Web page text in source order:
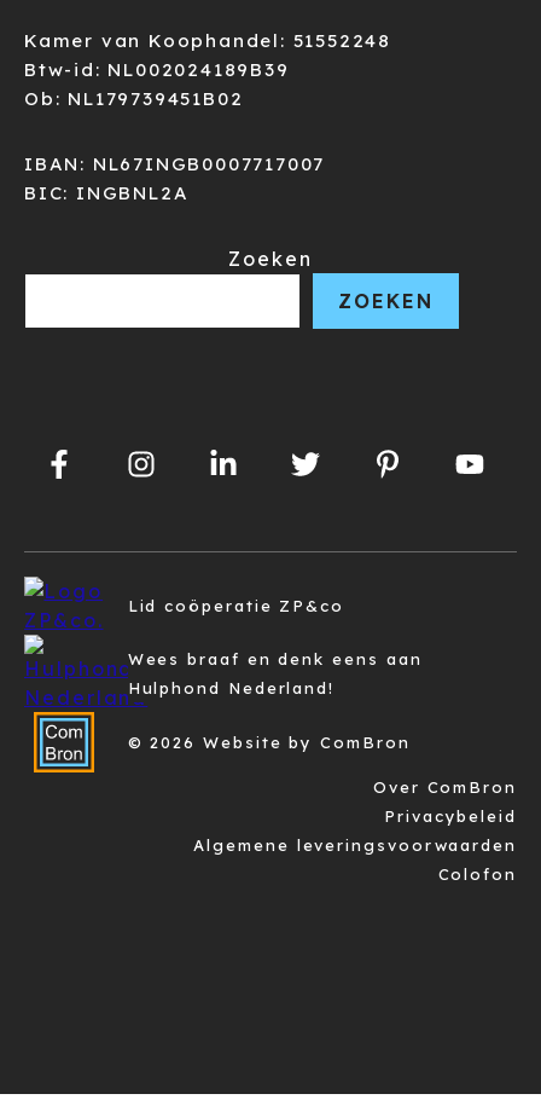
Kamer van Koophandel: 51552248
Btw-id: NL002024189B39
Ob: NL179739451B02
IBAN: NL67INGB0007717007
BIC: INGBNL2A
Zoeken
ZOEKEN
Lid coöperatie ZP&co
Wees braaf en denk eens aan
Hulphond Nederland!
© 2026 Website by ComBron
Over ComBron
Privacybeleid
Algemene leveringsvoorwaarden
Colofon